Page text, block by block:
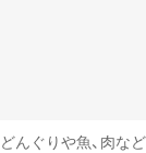
どんぐりや魚、肉な